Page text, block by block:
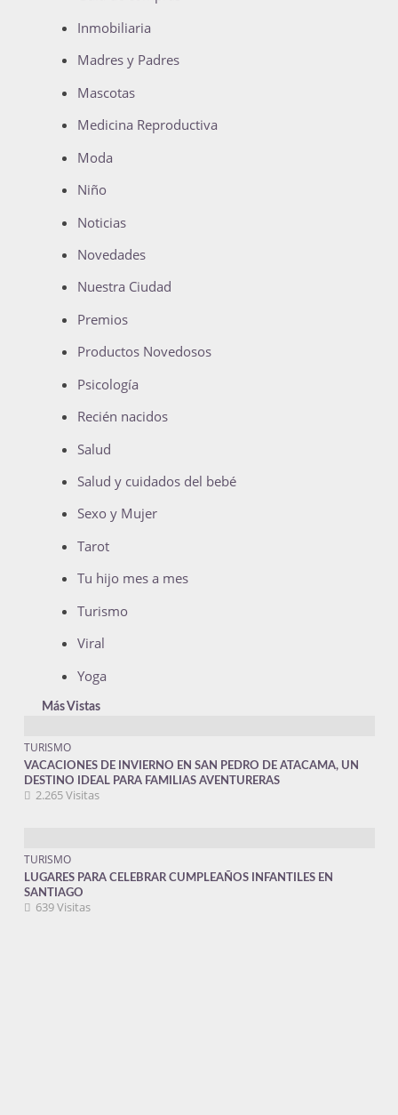
Inmobiliaria
Madres y Padres
Mascotas
Medicina Reproductiva
Moda
Niño
Noticias
Novedades
Nuestra Ciudad
Premios
Productos Novedosos
Psicología
Recién nacidos
Salud
Salud y cuidados del bebé
Sexo y Mujer
Tarot
Tu hijo mes a mes
Turismo
Viral
Yoga
Más Vistas
TURISMO
VACACIONES DE INVIERNO EN SAN PEDRO DE ATACAMA, UN
DESTINO IDEAL PARA FAMILIAS AVENTURERAS
2.265 Visitas
TURISMO
LUGARES PARA CELEBRAR CUMPLEAÑOS INFANTILES EN
SANTIAGO
639 Visitas